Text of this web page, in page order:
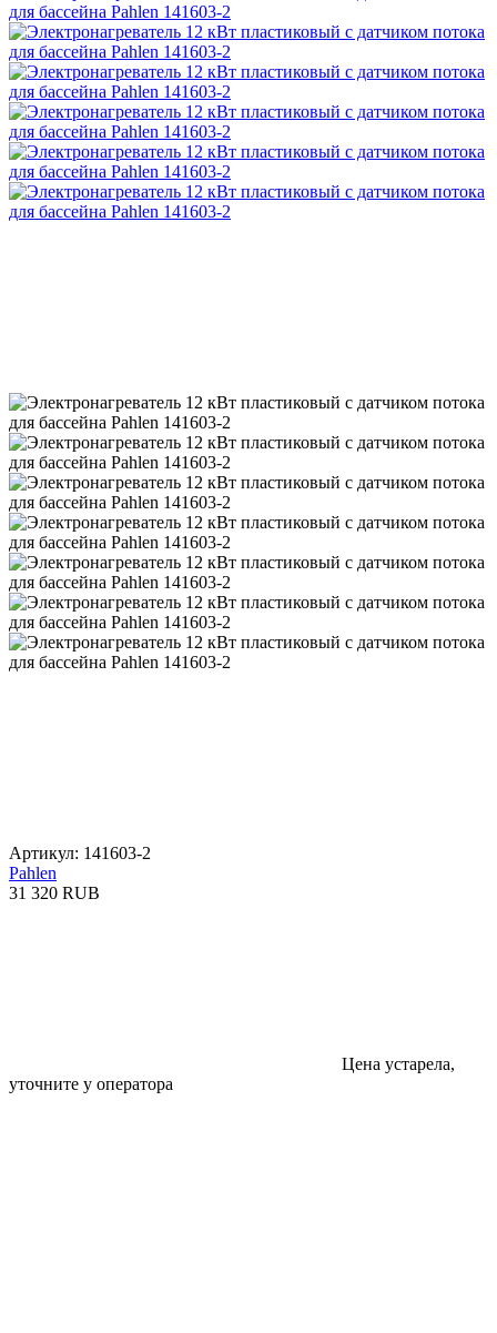
Артикул: 141603-2
Pahlen
31 320 RUB
Цена устарела,
уточните у оператора